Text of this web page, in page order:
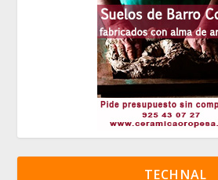
TECHNAL